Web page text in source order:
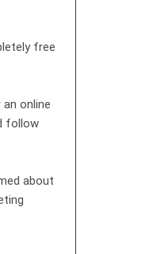
free
online
follow
about